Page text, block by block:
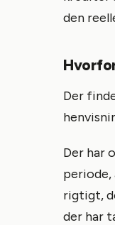
den
Der
Der har
periode,
rigtigt,
der har